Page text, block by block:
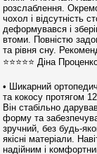
розслаблення.
чохол і відсутність
деформувався і
втоми. Повністю
та рівня сну.
⭐⭐⭐⭐⭐ Діна
• Шикарний
та кокосу протягом
Він стабільно
форму та
зручний, без будь-
якісні матеріали.
надійним і